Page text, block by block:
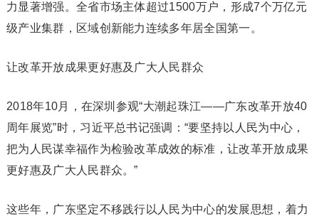
力显著增强。全省市场主体超过1500万户，形成7个万亿元
级产业集群，区域创新能力连续多年居全国第一。
让改革开放成果更好惠及广大人民群众
2018年10月，在深圳参观“大潮起珠江——广东改革开放40
周年展览”时，习近平总书记强调：“要坚持以人民为中心，
把为人民谋幸福作为检验改革成效的标准，让改革开放成果
更好惠及广大人民群众。”
这些年，广东坚定不移践行以人民为中心的发展思想，着力